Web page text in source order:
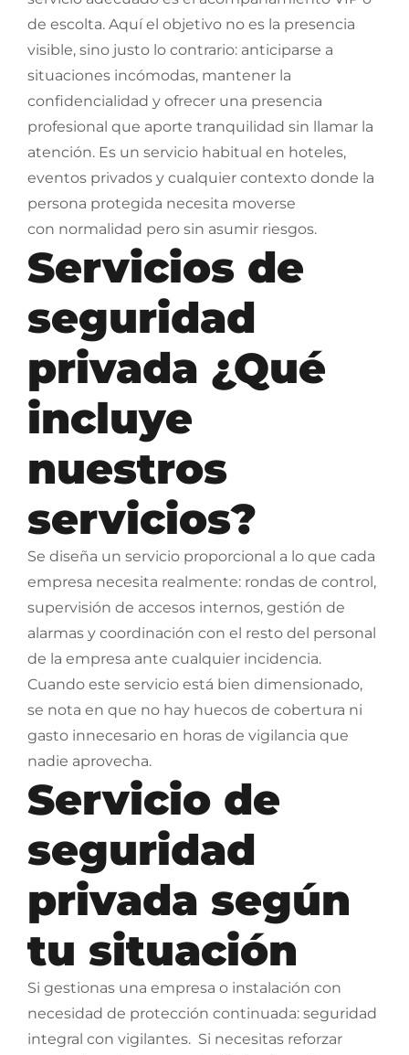
de escolta. Aquí el objetivo no es la presencia
visible, sino justo lo contrario: anticiparse a
situaciones incómodas, mantener la
confidencialidad y ofrecer una presencia
profesional que aporte tranquilidad sin llamar la
atención. Es un servicio habitual en hoteles,
eventos privados y cualquier contexto donde la
persona protegida necesita moverse
con normalidad pero sin asumir riesgos.
Servicios de
seguridad
privada ¿Qué
incluye
nuestros
servicios?
Se diseña un servicio proporcional a lo que cada
empresa necesita realmente: rondas de control,
supervisión de accesos internos, gestión de
alarmas y coordinación con el resto del personal
de la empresa ante cualquier incidencia.
Cuando este servicio está bien dimensionado,
se nota en que no hay huecos de cobertura ni
gasto innecesario en horas de vigilancia que
nadie aprovecha.
Servicio de
seguridad
privada según
tu situación
Si gestionas una empresa o instalación con
necesidad de protección continuada: seguridad
integral con vigilantes. Si necesitas reforzar